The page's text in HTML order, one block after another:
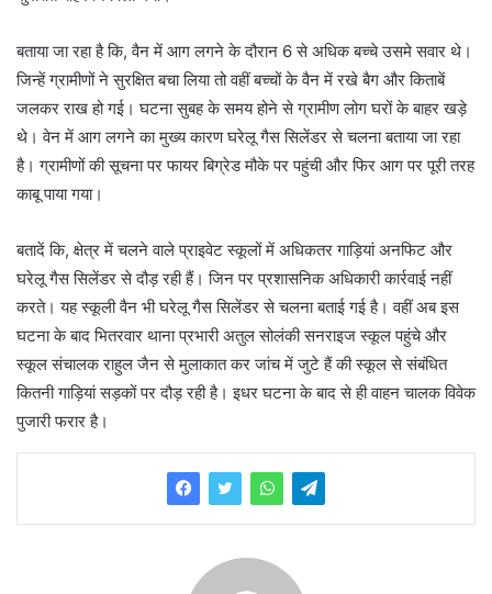
बताया जा रहा है कि, वैन में आग लगने के दौरान 6 से अधिक बच्चे उसमे सवार थे।
जिन्हें ग्रामीणों ने सुरक्षित बचा लिया तो वहीं बच्चों के वैन में रखे बैग और किताबें
जलकर राख हो गई। घटना सुबह के समय होने से ग्रामीण लोग घरों के बाहर खड़े
थे। वेन में आग लगने का मुख्य कारण घरेलू गैस सिलेंडर से चलना बताया जा रहा
है। ग्रामीणों की सूचना पर फायर बिग्रेड मौके पर पहुंची और फिर आग पर पूरी तरह
काबू पाया गया।
बतादें कि, क्षेत्र में चलने वाले प्राइवेट स्कूलों में अधिकतर गाड़ियां अनफिट और
घरेलू गैस सिलेंडर से दौड़ रही हैं। जिन पर प्रशासनिक अधिकारी कार्रवाई नहीं
करते। यह स्कूली वैन भी घरेलू गैस सिलेंडर से चलना बताई गई है। वहीं अब इस
घटना के बाद भितरवार थाना प्रभारी अतुल सोलंकी सनराइज स्कूल पहुंचे और
स्कूल संचालक राहुल जैन से मुलाकात कर जांच में जुटे हैं की स्कूल से संबंधित
कितनी गाड़ियां सड़कों पर दौड़ रही है। इधर घटना के बाद से ही वाहन चालक विवेक
पुजारी फरार है।